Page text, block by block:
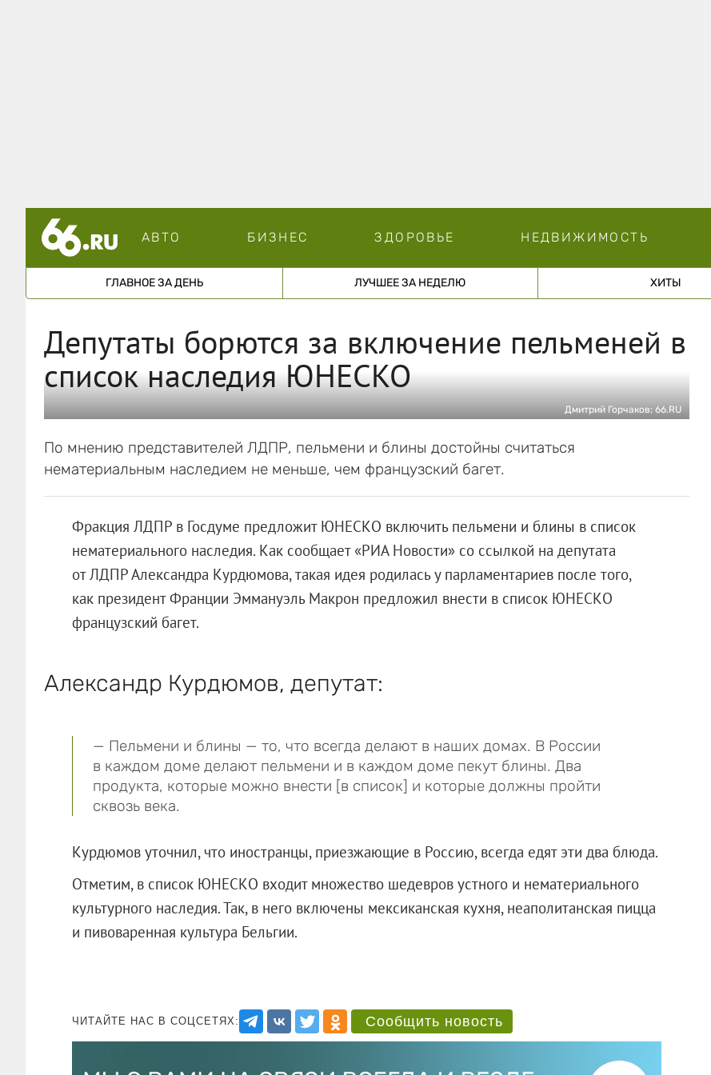
АВТО БИЗНЕС ЗДОРОВЬЕ НЕДВИЖИМОСТЬ
ГЛАВНОЕ ЗА ДЕНЬ ЛУЧШЕЕ ЗА НЕДЕЛЮ ХИТЫ
Депутаты борются за включение пельменей в
список наследия ЮНЕСКО
Дмитрий Горчаков; 66.RU
По мнению представителей ЛДПР, пельмени и блины достойны считаться
нематериальным наследием не меньше, чем французский багет.
Фракция ЛДПР в Госдуме предложит ЮНЕСКО включить пельмени и блины в список
нематериального наследия. Как сообщает «РИА Новости» со ссылкой на депутата
от ЛДПР Александра Курдюмова, такая идея родилась у парламентариев после того,
как президент Франции Эммануэль Макрон предложил внести в список ЮНЕСКО
французский багет.
Александр Курдюмов, депутат:
— Пельмени и блины — то, что всегда делают в наших домах. В России
в каждом доме делают пельмени и в каждом доме пекут блины. Два
продукта, которые можно внести [в список] и которые должны пройти
сквозь века.
Курдюмов уточнил, что иностранцы, приезжающие в Россию, всегда едят эти два блюда.
Отметим, в список ЮНЕСКО входит множество шедевров устного и нематериального
культурного наследия. Так, в него включены мексиканская кухня, неаполитанская пицца
и пивоваренная культура Бельгии.
ЧИТАЙТЕ НАС В СОЦСЕТЯХ: Сообщить новость